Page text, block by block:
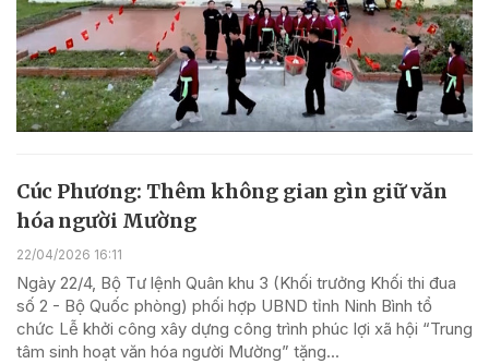
Cúc Phương: Thêm không gian gìn giữ văn
hóa người Mường
22/04/2026 16:11
Ngày 22/4, Bộ Tư lệnh Quân khu 3 (Khối trưởng Khối thi đua
số 2 - Bộ Quốc phòng) phối hợp UBND tỉnh Ninh Bình tổ
chức Lễ khởi công xây dựng công trình phúc lợi xã hội “Trung
tâm sinh hoạt văn hóa người Mường” tặng...